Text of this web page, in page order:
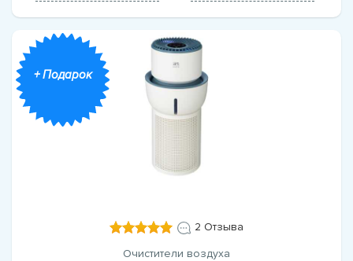
+ Подарок
2 Отзыва
Очистители воздуха